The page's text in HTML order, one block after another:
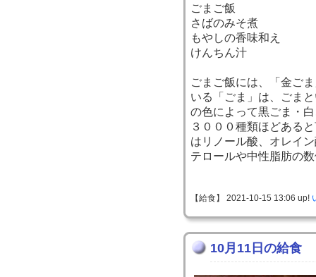
ごまご飯
さばのみそ煮
もやしの香味和え
けんちん汁
ごまご飯には、「金ご
いる「ごま」は、ごま
の色によって黒ごま・
３０００種類ほどある
はリノール酸、オレイ
テロールや中性脂肪の
【給食】 2021-10-15 13:06 up!
10月11日の給食